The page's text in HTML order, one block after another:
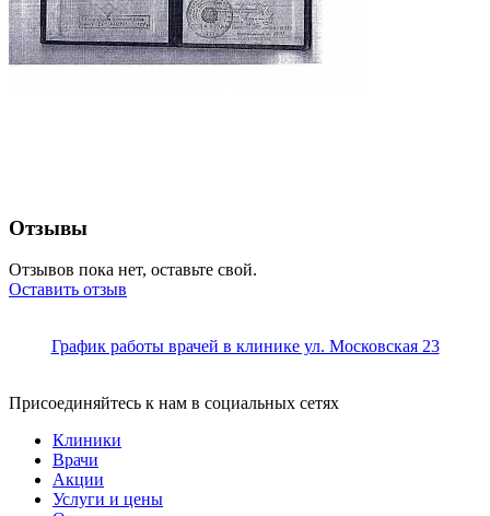
Отзывы
Отзывов пока нет, оставьте свой.
Оставить отзыв
График работы врачей в клинике ул. Московская 23
Присоединяйтесь к нам в социальных сетях
Клиники
Врачи
Акции
Услуги и цены